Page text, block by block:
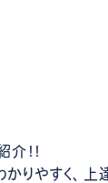
！！
りやすく、上